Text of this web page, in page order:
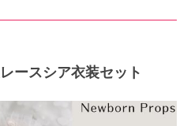
ースシア衣装セット